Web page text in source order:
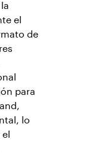
el
de
para
lo